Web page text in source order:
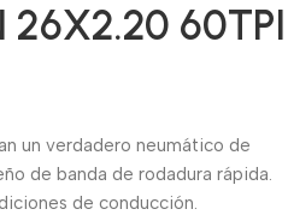
26X2.20 60TPI
un verdadero neumático de
de banda de rodadura rápida.
de conducción.